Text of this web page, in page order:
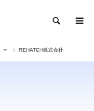
REHATCH株式会社